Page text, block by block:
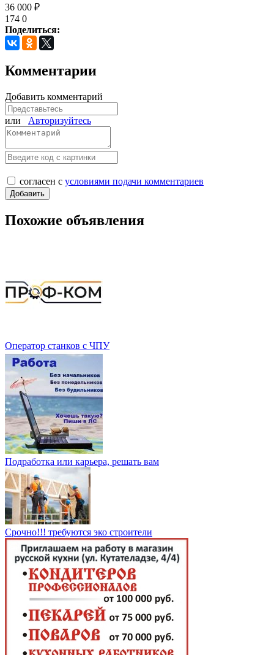
36 000 ₽
174 0
Поделиться:
Комментарии
Добавить комментарий
или Авторизуйтесь
согласен с условиями подачи комментариев
Похожие объявления
Оператор станков с ЧПУ
Подрaбoтка или кapьерa, решать вам
Срочно!!! требуются эко строители